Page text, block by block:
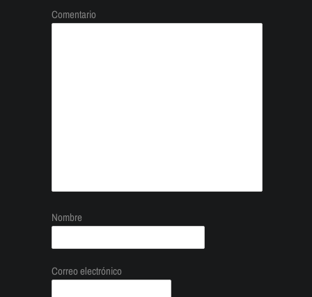
Comentario
Nombre
Correo electrónico